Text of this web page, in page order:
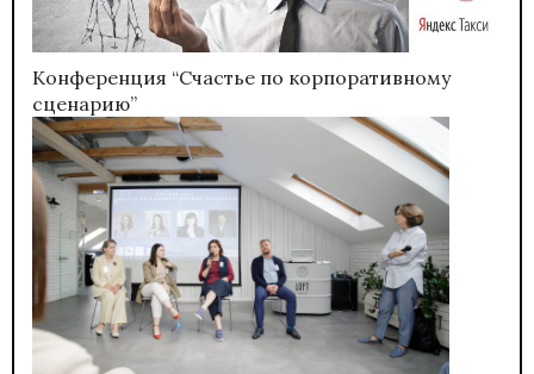
Конференция “Счастье по корпоративному
сценарию”